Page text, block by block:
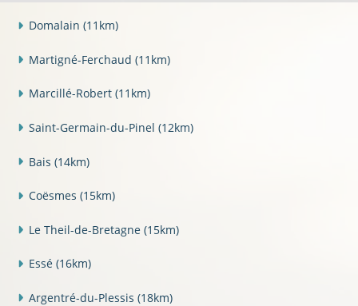
Domalain (11km)
Martigné-Ferchaud (11km)
Marcillé-Robert (11km)
Saint-Germain-du-Pinel (12km)
Bais (14km)
Coësmes (15km)
Le Theil-de-Bretagne (15km)
Essé (16km)
Argentré-du-Plessis (18km)